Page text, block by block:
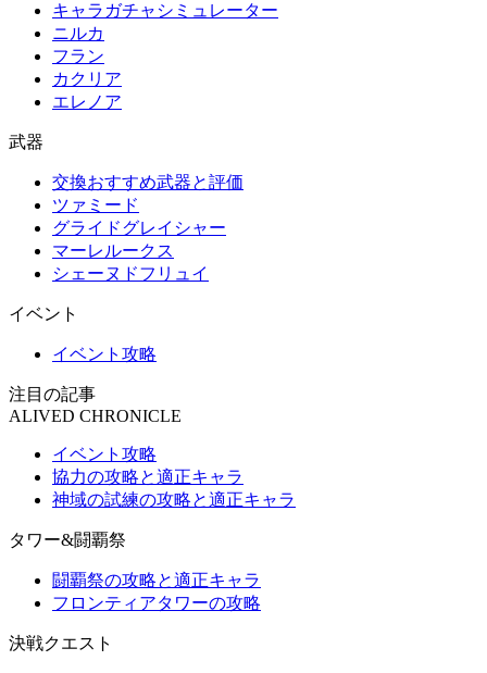
キャラガチャシミュレーター
ニルカ
フラン
カクリア
エレノア
武器
交換おすすめ武器と評価
ツァミード
グライドグレイシャー
マーレルークス
シェーヌドフリュイ
イベント
イベント攻略
注目の記事
ALIVED CHRONICLE
イベント攻略
協力の攻略と適正キャラ
神域の試練の攻略と適正キャラ
タワー&闘覇祭
闘覇祭の攻略と適正キャラ
フロンティアタワーの攻略
決戦クエスト